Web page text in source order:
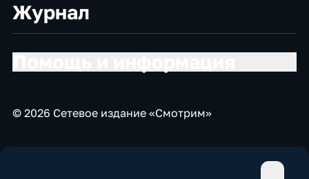
Журнал
© 2026 Сетевое издание «Смотрим»